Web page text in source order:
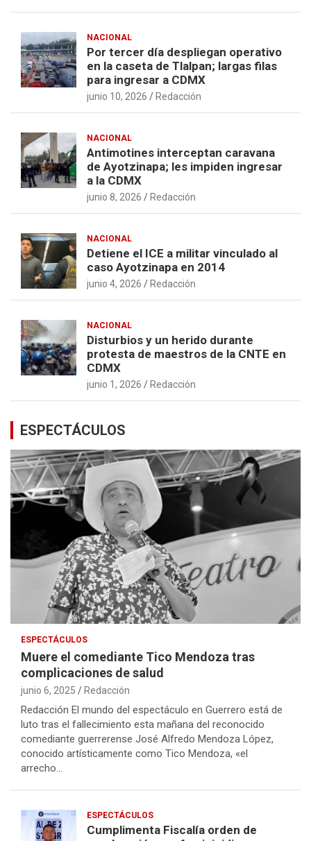
NACIONAL
Por tercer día despliegan operativo
en la caseta de Tlalpan; largas filas
para ingresar a CDMX
junio 10, 2026 Redacción
NACIONAL
Antimotines interceptan caravana
de Ayotzinapa; les impiden ingresar
a la CDMX
junio 8, 2026 Redacción
NACIONAL
Detiene el ICE a militar vinculado al
caso Ayotzinapa en 2014
junio 4, 2026 Redacción
NACIONAL
Disturbios y un herido durante
protesta de maestros de la CNTE en
CDMX
junio 1, 2026 Redacción
ESPECTÁCULOS
ESPECTÁCULOS
Muere el comediante Tico Mendoza tras
complicaciones de salud
junio 6, 2025 Redacción
Redacción El mundo del espectáculo en Guerrero está de
luto tras el fallecimiento esta mañana del reconocido
comediante guerrerense José Alfredo Mendoza López,
conocido artísticamente como Tico Mendoza, «el
arrecho…
ESPECTÁCULOS
Cumplimenta Fiscalía orden de